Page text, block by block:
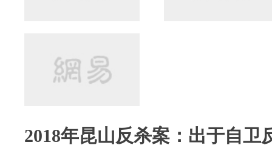
2018年昆山反杀案：出于自卫